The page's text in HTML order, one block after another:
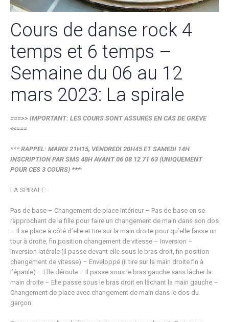
Cours de danse rock 4
temps et 6 temps –
Semaine du 06 au 12
mars 2023: La spirale
===>> IMPORTANT: LES COURS SONT ASSURÉS EN CAS DE GRÈVE
<<===
*** RAPPEL: MARDI 21H15, VENDREDI 20H45 ET SAMEDI 14H
INSCRIPTION PAR SMS 48H AVANT 06 08 12 71 63 (UNIQUEMENT
POUR CES 3 COURS) ***
LA SPIRALE:
Pas de base – Changement de place intérieur – Pas de base en se
rapprochant de la fille pour faire un changement de main dans son dos
– Il se place à côté d’elle et tire sur la main droite pour qu’elle fasse un
tour à droite, fin position changement de vitesse – Inversion –
Inversion latérale (il passe devant elle sous le bras droit, fin position
changement de vitesse) – Enveloppé (il tire sur la main droite fin à
l’épaule) – Elle déroule – Il passe sous le bras gauche sans lâcher la
main droite – Elle passe sous le bras droit en lâchant la main gauche –
Changement de place avec changement de main dans le dos du
garçon.